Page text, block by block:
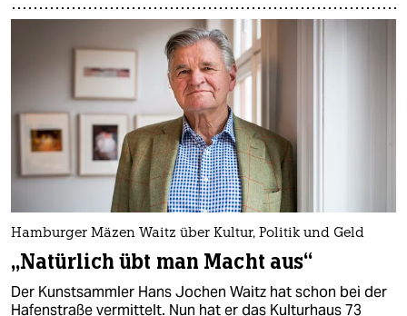
Hamburger Mäzen Waitz über Kultur, Politik und Geld
„Natürlich übt man Macht aus“
Der Kunstsammler Hans Jochen Waitz hat schon bei der
Hafenstraße vermittelt. Nun hat er das Kulturhaus 73